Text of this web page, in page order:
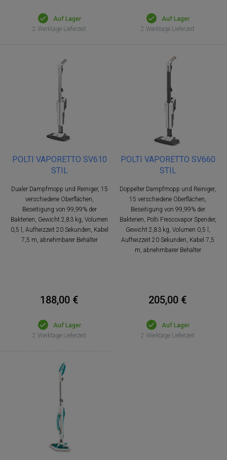
Auf Lager
2 Werktage Lieferzeit
Auf Lager
2 Werktage Lieferzeit
POLTI VAPORETTO SV610
STIL
Dualer Dampfmopp und Reiniger, 15
verschiedene Oberflächen,
Beseitigung von 99,99% der
Bakterien, Gewicht 2,83 kg, Volumen
0,5 l, Aufheizzeit 20 Sekunden, Kabel
7,5 m, abnehmbarer Behälter
188,00 €
Auf Lager
2 Werktage Lieferzeit
POLTI VAPORETTO SV660
STIL
Doppelter Dampfmopp und Reiniger,
15 verschiedene Oberflächen,
Beseitigung von 99,99% der
Bakterien, Polti Frescovapor Spender,
Gewicht 2,83 kg, Volumen 0,5 l,
Aufheizzeit 20 Sekunden, Kabel 7,5
m, abnehmbarer Behälter
205,00 €
Auf Lager
2 Werktage Lieferzeit